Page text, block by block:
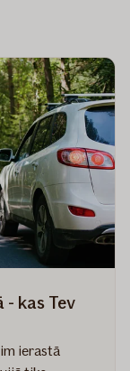
- kas Tev
ierastā